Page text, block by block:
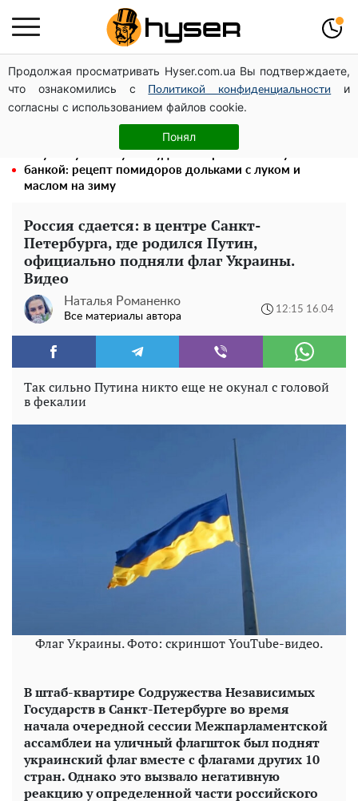
Продолжая просматривать Hyser.com.ua Вы подтверждаете,
что ознакомились с
Политикой конфиденциальности
и
согласны с использованием файлов cookie.
Понял
Елена Тополя слив видео – это далеко не все:
фронтмен "Антитела" Тарас Тополя стал следующим
Полностью голая Анна Тринчер блеснула
"прелестями": таких размеров вы еще не видели
банкой: рецепт помидоров дольками с луком и
маслом на зиму
Россия сдается: в центре Санкт-
Петербурга, где родился Путин,
официально подняли флаг Украины.
Видео
Наталья Романенко
Все материалы автора
12:15 16.04
Так сильно Путина никто еще не окунал с головой
в фекалии
Флаг Украины. Фото: скриншот YouTube-видео.
В штаб-квартире Содружества Независимых
Государств в Санкт-Петербурге во время
начала очередной сессии Межпарламентской
ассамблеи на уличный флагшток был поднят
украинский флаг вместе с флагами других 10
стран. Однако это вызвало негативную
реакцию у определенной части российского